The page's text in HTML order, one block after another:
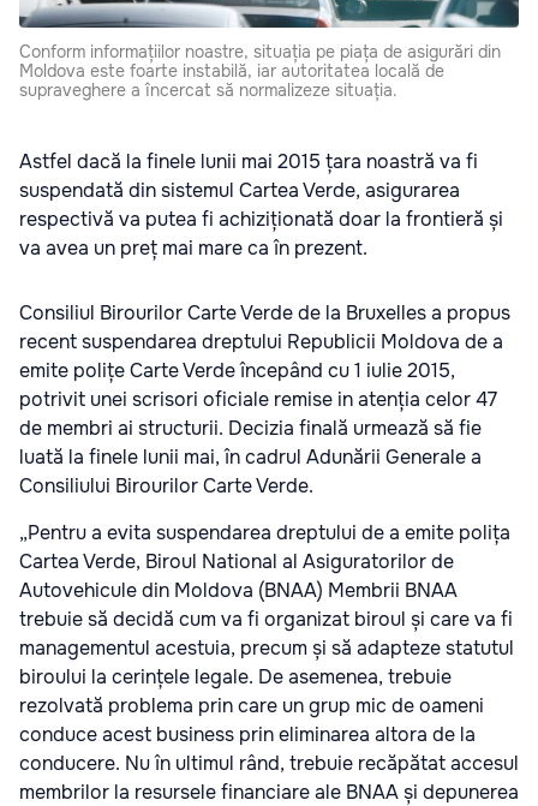
Conform informațiilor noastre, situația pe piața de asigurări din
Moldova este foarte instabilă, iar autoritatea locală de
supraveghere a încercat să normalizeze situația.
Astfel dacă la finele lunii mai 2015 țara noastră va fi
suspendată din sistemul Cartea Verde, asigurarea
respectivă va putea fi achiziționată doar la frontieră și
va avea un preț mai mare ca în prezent.
Consiliul Birourilor Carte Verde de la Bruxelles a propus
recent suspendarea dreptului Republicii Moldova de a
emite polițe Carte Verde începând cu 1 iulie 2015,
potrivit unei scrisori oficiale remise in atenția celor 47
de membri ai structurii. Decizia finală urmează să fie
luată la finele lunii mai, în cadrul Adunării Generale a
Consiliului Birourilor Carte Verde.
„Pentru a evita suspendarea dreptului de a emite polița
Cartea Verde, Biroul National al Asiguratorilor de
Autovehicule din Moldova (BNAA) Membrii BNAA
trebuie să decidă cum va fi organizat biroul și care va fi
managementul acestuia, precum și să adapteze statutul
biroului la cerințele legale. De asemenea, trebuie
rezolvată problema prin care un grup mic de oameni
conduce acest business prin eliminarea altora de la
conducere. Nu în ultimul rând, trebuie recăpătat accesul
membrilor la resursele financiare ale BNAA și depunerea